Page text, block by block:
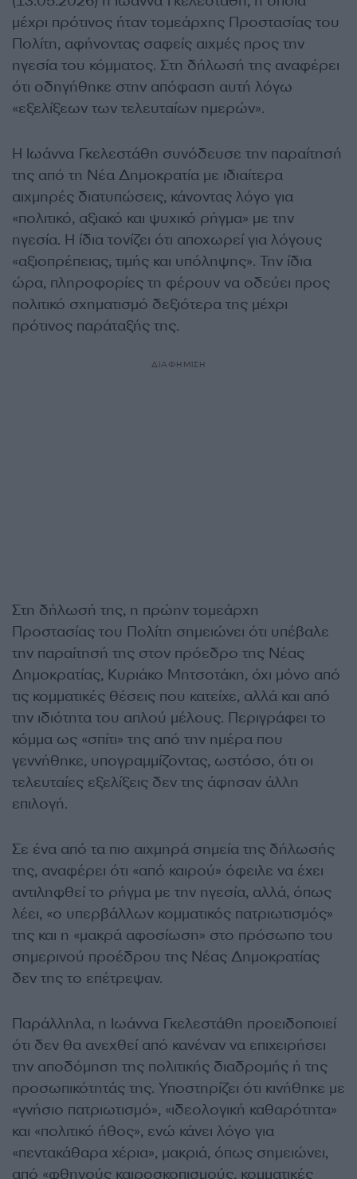
μέχρι πρότινος ήταν τομεάρχης Προστασίας του
Πολίτη, αφήνοντας σαφείς αιχμές προς την
ηγεσία του κόμματος. Στη δήλωσή της αναφέρει
ότι οδηγήθηκε στην απόφαση αυτή λόγω
«εξελίξεων των τελευταίων ημερών».
Η Ιωάννα Γκελεστάθη συνόδευσε την παραίτησή
της από τη Νέα Δημοκρατία με ιδιαίτερα
αιχμηρές διατυπώσεις, κάνοντας λόγο για
«πολιτικό, αξιακό και ψυχικό ρήγμα» με την
ηγεσία. Η ίδια τονίζει ότι αποχωρεί για λόγους
«αξιοπρέπειας, τιμής και υπόληψης». Την ίδια
ώρα, πληροφορίες τη φέρουν να οδεύει προς
πολιτικό σχηματισμό δεξιότερα της μέχρι
πρότινος παράταξής της.
ΔΙΑΦΗΜΙΣΗ
Στη δήλωσή της, η πρώην τομεάρχη
Προστασίας του Πολίτη σημειώνει ότι υπέβαλε
την παραίτησή της στον πρόεδρο της Νέας
Δημοκρατίας, Κυριάκο Μητσοτάκη, όχι μόνο από
τις κομματικές θέσεις που κατείχε, αλλά και από
την ιδιότητα του απλού μέλους. Περιγράφει το
κόμμα ως «σπίτι» της από την ημέρα που
γεννήθηκε, υπογραμμίζοντας, ωστόσο, ότι οι
τελευταίες εξελίξεις δεν της άφησαν άλλη
επιλογή.
Σε ένα από τα πιο αιχμηρά σημεία της δήλωσής
της, αναφέρει ότι «από καιρού» όφειλε να έχει
αντιληφθεί το ρήγμα με την ηγεσία, αλλά, όπως
λέει, «ο υπερβάλλων κομματικός πατριωτισμός»
της και η «μακρά αφοσίωση» στο πρόσωπο του
σημερινού προέδρου της Νέας Δημοκρατίας
δεν της το επέτρεψαν.
Παράλληλα, η Ιωάννα Γκελεστάθη προειδοποιεί
ότι δεν θα ανεχθεί από κανέναν να επιχειρήσει
την αποδόμηση της πολιτικής διαδρομής ή της
προσωπικότητάς της. Υποστηρίζει ότι κινήθηκε με
«γνήσιο πατριωτισμό», «ιδεολογική καθαρότητα»
και «πολιτικό ήθος», ενώ κάνει λόγο για
«πεντακάθαρα χέρια», μακριά, όπως σημειώνει,
από «φθηνούς καιροσκοπισμούς, κομματικές